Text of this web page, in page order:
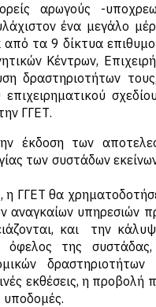
αρωγούς -
ένα μεγάλο
τα 9 δίκτυα
Κέντρων,
δραστηριοτήτων
ΓΓΕΤ.
έκδοση των
των συστάδων
η ΓΓΕΤ θα
υπηρεσιών
και την
όφελος της
εκθέσεις, η προβολή
υποδομές.